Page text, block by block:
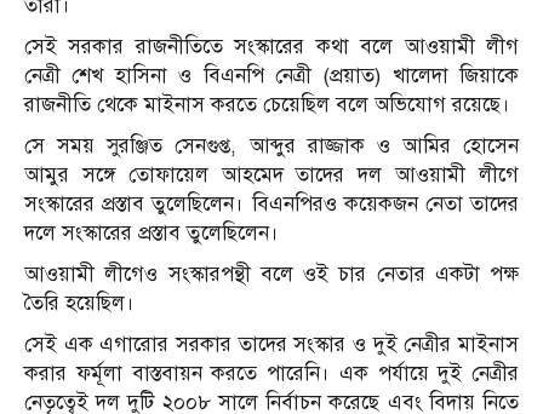
তারা।
সেই সরকার রাজনীতিতে সংস্কারের কথা বলে আওয়ামী লীগ
নেত্রী শেখ হাসিনা ও বিএনপি নেত্রী (প্রয়াত) খালেদা জিয়াকে
রাজনীতি থেকে মাইনাস করতে চেয়েছিল বলে অভিযোগ রয়েছে।
সে সময় সুরঞ্জিত সেনগুপ্ত, আব্দুর রাজ্জাক ও আমির হোসেন
আমুর সঙ্গে তোফায়েল আহমেদ তাদের দল আওয়ামী লীগে
সংস্কারের প্রস্তাব তুলেছিলেন। বিএনপিরও কয়েকজন নেতা তাদের
দলে সংস্কারের প্রস্তাব তুলেছিলেন।
আওয়ামী লীগেও সংস্কারপন্থী বলে ওই চার নেতার একটা পক্ষ
তৈরি হয়েছিল।
সেই এক এগারোর সরকার তাদের সংস্কার ও দুই নেত্রীর মাইনাস
করার ফর্মূলা বাস্তবায়ন করতে পারেনি। এক পর্যায়ে দুই নেত্রীর
নেতৃত্বেই দল দুটি ২০০৮ সালে নির্বাচন করেছে এবং বিদায় নিতে